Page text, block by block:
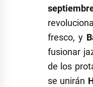
fresco, y
fusionar
de los
se unirán